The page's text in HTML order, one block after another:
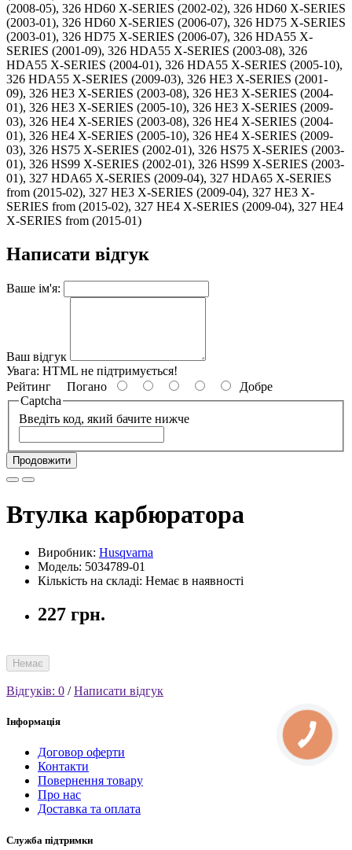
(2008-05), 326 HD60 X-SERIES (2002-02), 326 HD60 X-SERIES
(2003-01), 326 HD60 X-SERIES (2006-07), 326 HD75 X-SERIES
(2003-01), 326 HD75 X-SERIES (2006-07), 326 HDA55 X-
SERIES (2001-09), 326 HDA55 X-SERIES (2003-08), 326
HDA55 X-SERIES (2004-01), 326 HDA55 X-SERIES (2005-10),
326 HDA55 X-SERIES (2009-03), 326 HE3 X-SERIES (2001-
09), 326 HE3 X-SERIES (2003-08), 326 HE3 X-SERIES (2004-
01), 326 HE3 X-SERIES (2005-10), 326 HE3 X-SERIES (2009-
03), 326 HE4 X-SERIES (2003-08), 326 HE4 X-SERIES (2004-
01), 326 HE4 X-SERIES (2005-10), 326 HE4 X-SERIES (2009-
03), 326 HS75 X-SERIES (2002-01), 326 HS75 X-SERIES (2003-
01), 326 HS99 X-SERIES (2002-01), 326 HS99 X-SERIES (2003-
01), 327 HDA65 X-SERIES (2009-04), 327 HDA65 X-SERIES
from (2015-02), 327 HE3 X-SERIES (2009-04), 327 HE3 X-
SERIES from (2015-02), 327 HE4 X-SERIES (2009-04), 327 HE4
X-SERIES from (2015-01)
Написати відгук
Ваше ім'я:
Ваш відгук
Увага: HTML не підтримується!
Рейтинг Погано
Добре
Captcha
Введіть код, який бачите нижче
Продовжити
Втулка карбюратора
Виробник: Husqvarna
Модель: 5034789-01
Кількість на складі: Немає в наявності
227 грн.
Немає
Відгуків: 0 /Написати відгук
Інформація
Договор оферти
Контакти
Повернення товару
Про нас
Доставка та оплата
Служба підтримки